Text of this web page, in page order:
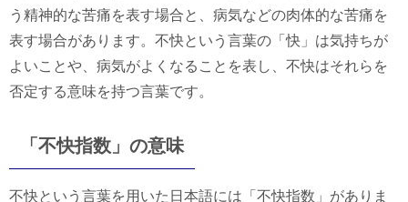
う精神的な苦痛を表す場合と、病気などの肉体的な苦痛を
表す場合があります。不快という言葉の「快」は気持ちが
よいことや、病気がよくなることを表し、不快はそれらを
否定する意味を持つ言葉です。
「不快指数」の意味
不快という言葉を用いた日本語には「不快指数」がありま